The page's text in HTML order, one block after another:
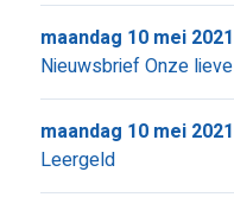
Nieuwsbrief Onze
maandag 10 mei 2021
Leergeld
maandag 10 mei 2021